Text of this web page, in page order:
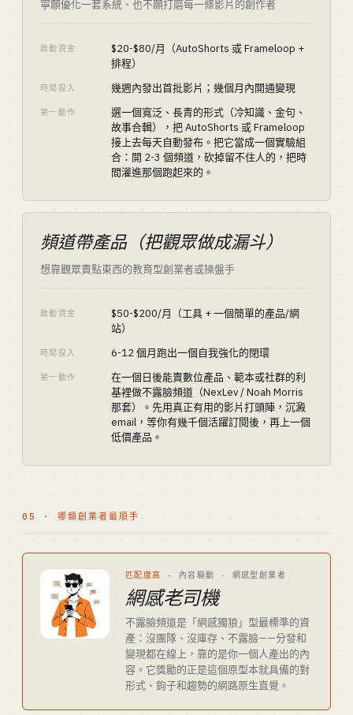
寧願優化一套系統、也不願打磨每一條影片的創作者
啟動資金
$20-$80/月（AutoShorts 或 Frameloop +
排程）
時間投入 幾週內發出首批影片；幾個月內開通變現
第一動作
選一個寬泛、長青的形式（冷知識、金句、
故事合輯），把 AutoShorts 或 Frameloop
接上去每天自動發布。把它當成一個實驗組
合：開 2-3 個頻道，砍掉留不住人的，把時
間灌進那個跑起來的。
頻道帶產品（把觀眾做成漏斗）
想靠觀眾賣點東西的教育型創業者或操盤手
啟動資金
$50-$200/月（工具 + 一個簡單的產品/網
站）
時間投入 6-12 個月跑出一個自我強化的閉環
第一動作
在一個日後能賣數位產品、範本或社群的利
基裡做不露臉頻道（NexLev / Noah Morris
那套）。先用真正有用的影片打頭陣，沉澱
email，等你有幾千個活躍訂閱後，再上一個
低價產品。
05 · 哪類創業者最順手
匹配度高 · 內容驅動 · 網感型創業者
網感老司機
不露臉頻道是「網感獨狼」型最標準的資
產：沒團隊、沒庫存、不露臉——分發和
變現都在線上，靠的是你一個人產出的內
容。它獎勵的正是這個原型本就具備的對
形式、鉤子和趨勢的網路原生直覺。